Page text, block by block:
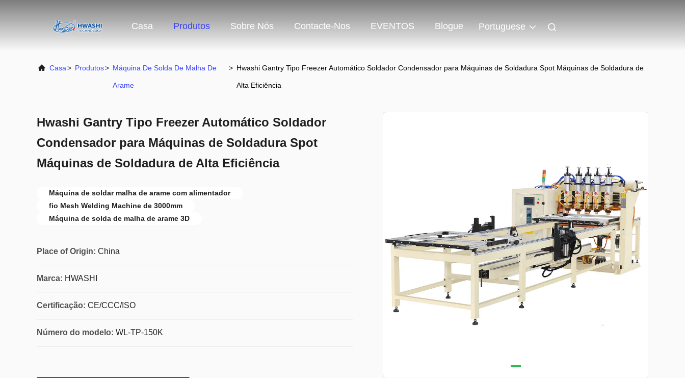
Casa Produtos Sobre Nós Contacte-Nos EVENTOS Blogue Portuguese
Casa> Produtos> Máquina De Solda De Malha De
Arame
> Hwashi Gantry Tipo Freezer Automático Soldador Condensador para Máquinas de Soldadura Spot Máquinas de Soldadura de
Alta Eficiência
Hwashi Gantry Tipo Freezer Automático Soldador
Condensador para Máquinas de Soldadura Spot
Máquinas de Soldadura de Alta Eficiência
Máquina de soldar malha de arame com alimentador
fio Mesh Welding Machine de 3000mm
Máquina de solda de malha de arame 3D
Place of Origin: China
Marca: HWASHI
Certificação: CE/CCC/ISO
Número do modelo: WL-TP-150K